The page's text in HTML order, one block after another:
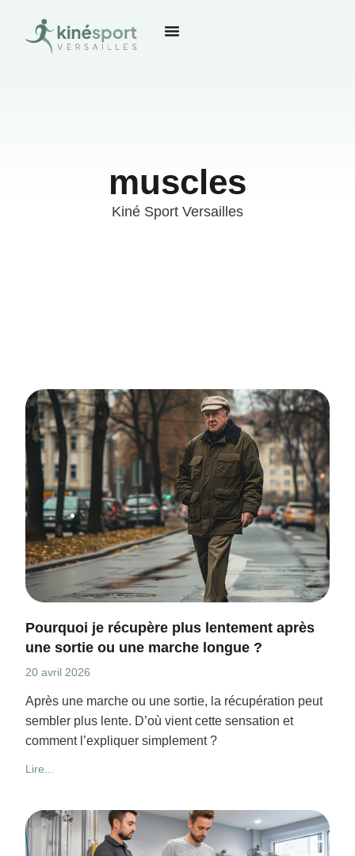
muscles
Kiné Sport Versailles
Pourquoi je récupère plus lentement après
une sortie ou une marche longue ?
20 avril 2026
Après une marche ou une sortie, la récupération peut
sembler plus lente. D’où vient cette sensation et
comment l’expliquer simplement ?
Lire...